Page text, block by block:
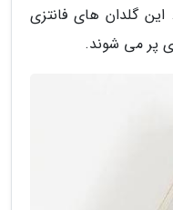
این گلدان های فانتزی
پر می شوند.